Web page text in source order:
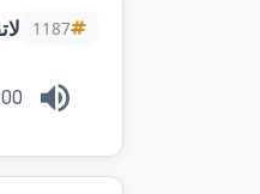
1187